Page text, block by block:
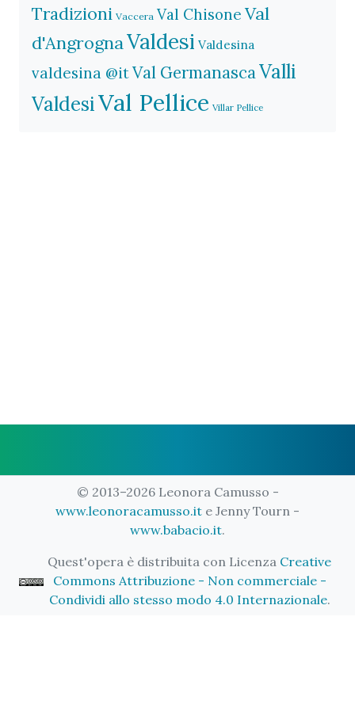
Tradizioni Vaccera Val Chisone Val
d'AngrognaValdesi Valdesina
valdesina @itVal GermanascaValli
ValdesiVal Pellice Villar Pellice
© 2013–2026 Leonora Camusso -
www.leonoracamusso.it e Jenny Tourn -
www.babacio.it.
Quest'opera è distribuita con Licenza Creative
Commons Attribuzione - Non commerciale -
Condividi allo stesso modo 4.0 Internazionale.